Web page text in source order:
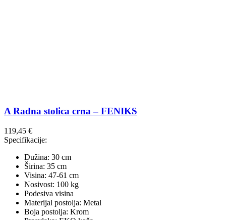
A Radna stolica crna – FENIKS
119,45 €
Specifikacije:
Dužina: 30 cm
Širina: 35 cm
Visina: 47-61 cm
Nosivost: 100 kg
Podesiva visina
Materijal postolja: Metal
Boja postolja: Krom